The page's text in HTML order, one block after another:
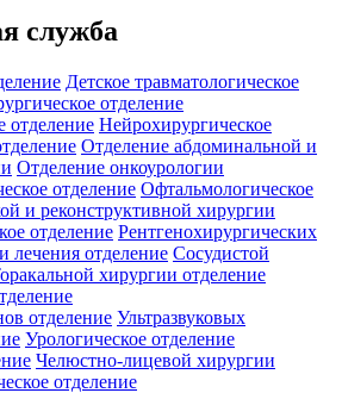
служба
Детское травматологическое
отделение
отделение Нейрохирургическое
Отделение абдоминальной и
Отделение онкоурологии
отделение Офтальмологическое
и реконструктивной хирургии
отделение Рентгенохирургических
лечения отделение Сосудистой
хирургии отделение
отделение Ультразвуковых
Урологическое отделение
Челюстно-лицевой хирургии
отделение